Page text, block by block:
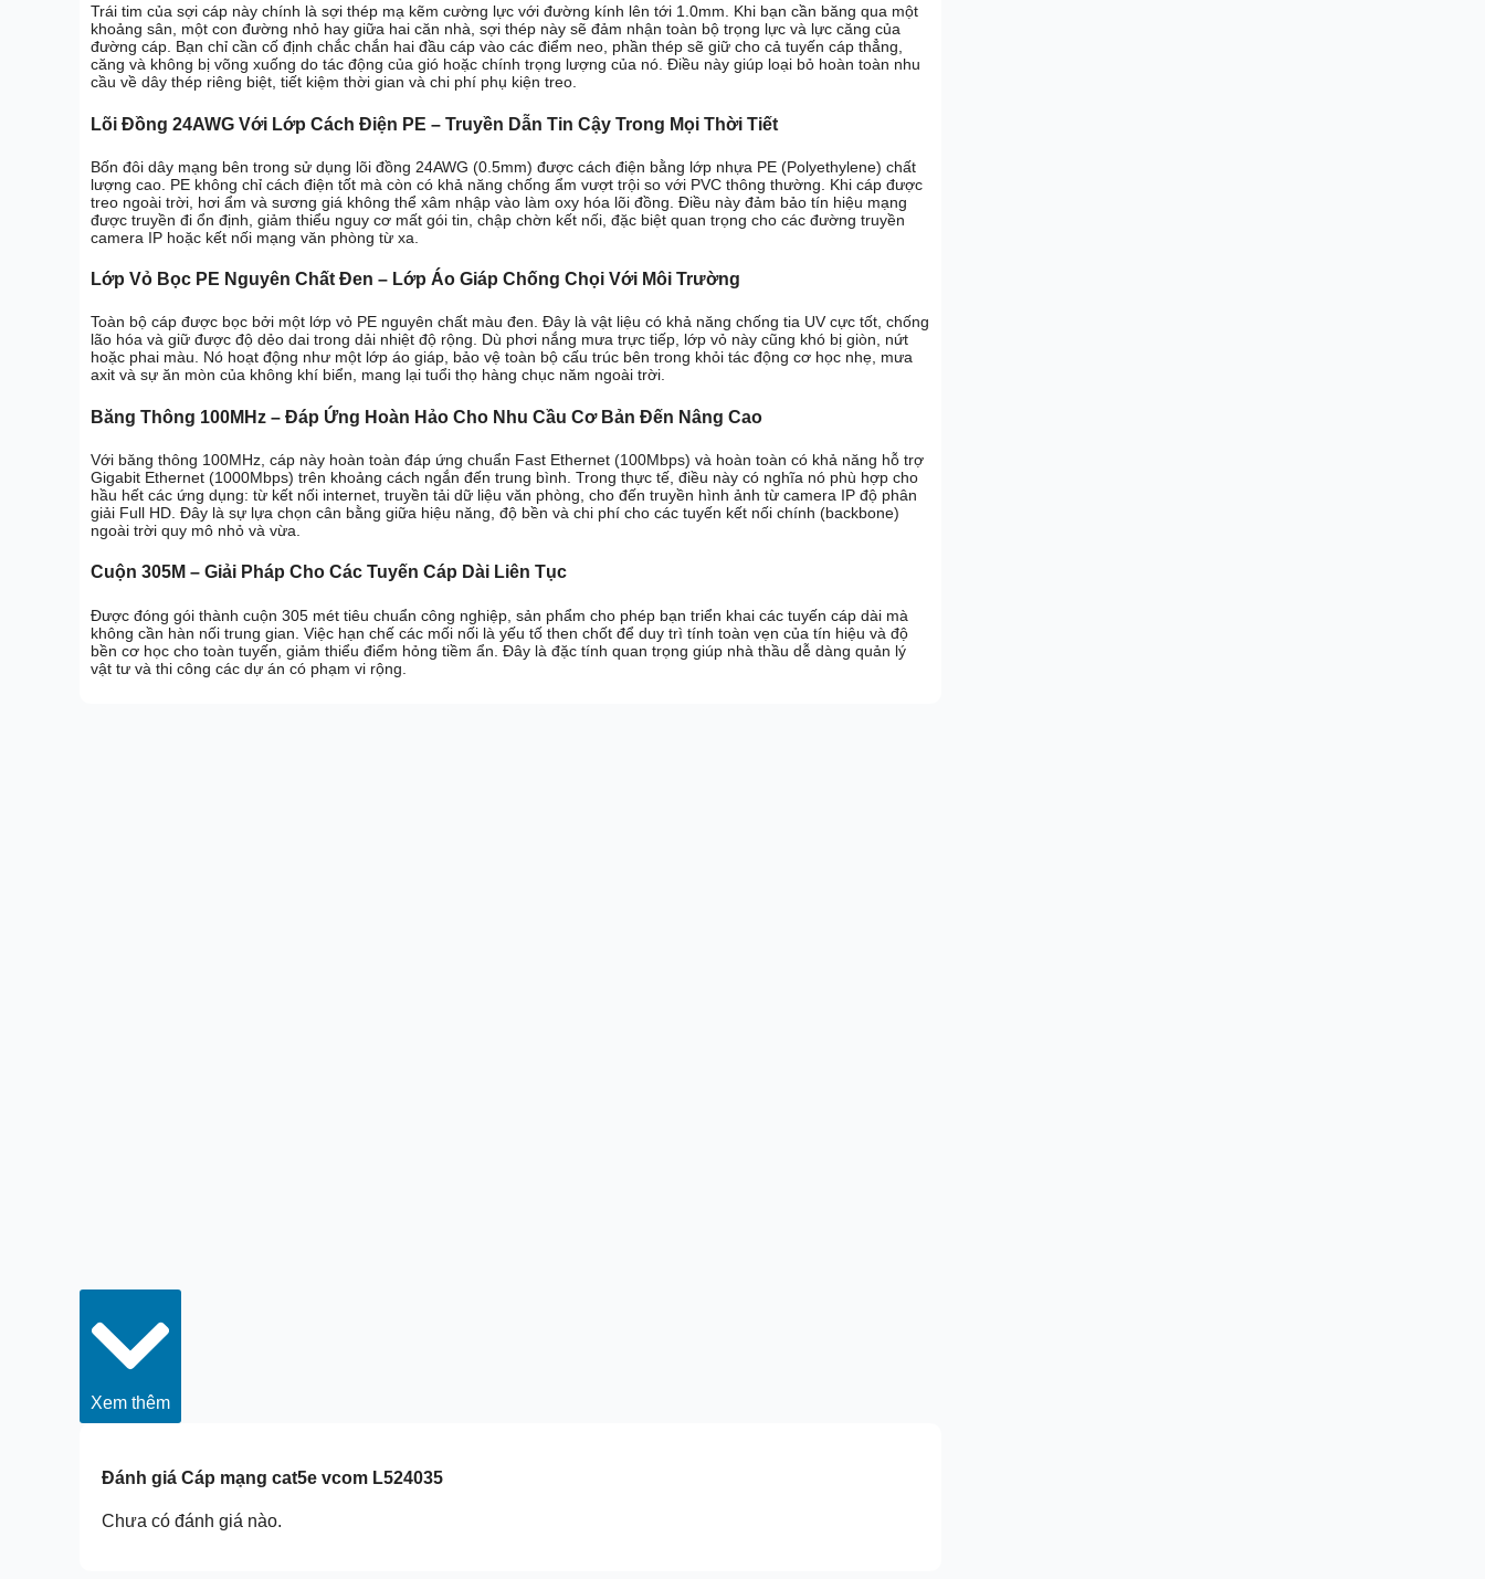
Trái tim của sợi cáp này chính là sợi thép mạ kẽm cường lực với đường kính lên tới 1.0mm. Khi bạn cần băng qua một
khoảng sân, một con đường nhỏ hay giữa hai căn nhà, sợi thép này sẽ đảm nhận toàn bộ trọng lực và lực căng của
đường cáp. Bạn chỉ cần cố định chắc chắn hai đầu cáp vào các điểm neo, phần thép sẽ giữ cho cả tuyến cáp thẳng,
căng và không bị võng xuống do tác động của gió hoặc chính trọng lượng của nó. Điều này giúp loại bỏ hoàn toàn nhu
cầu về dây thép riêng biệt, tiết kiệm thời gian và chi phí phụ kiện treo.
Lõi Đồng 24AWG Với Lớp Cách Điện PE – Truyền Dẫn Tin Cậy Trong Mọi Thời Tiết
Bốn đôi dây mạng bên trong sử dụng lõi đồng 24AWG (0.5mm) được cách điện bằng lớp nhựa PE (Polyethylene) chất
lượng cao. PE không chỉ cách điện tốt mà còn có khả năng chống ẩm vượt trội so với PVC thông thường. Khi cáp được
treo ngoài trời, hơi ẩm và sương giá không thể xâm nhập vào làm oxy hóa lõi đồng. Điều này đảm bảo tín hiệu mạng
được truyền đi ổn định, giảm thiểu nguy cơ mất gói tin, chập chờn kết nối, đặc biệt quan trọng cho các đường truyền
camera IP hoặc kết nối mạng văn phòng từ xa.
Lớp Vỏ Bọc PE Nguyên Chất Đen – Lớp Áo Giáp Chống Chọi Với Môi Trường
Toàn bộ cáp được bọc bởi một lớp vỏ PE nguyên chất màu đen. Đây là vật liệu có khả năng chống tia UV cực tốt, chống
lão hóa và giữ được độ dẻo dai trong dải nhiệt độ rộng. Dù phơi nắng mưa trực tiếp, lớp vỏ này cũng khó bị giòn, nứt
hoặc phai màu. Nó hoạt động như một lớp áo giáp, bảo vệ toàn bộ cấu trúc bên trong khỏi tác động cơ học nhẹ, mưa
axit và sự ăn mòn của không khí biển, mang lại tuổi thọ hàng chục năm ngoài trời.
Băng Thông 100MHz – Đáp Ứng Hoàn Hảo Cho Nhu Cầu Cơ Bản Đến Nâng Cao
Với băng thông 100MHz, cáp này hoàn toàn đáp ứng chuẩn Fast Ethernet (100Mbps) và hoàn toàn có khả năng hỗ trợ
Gigabit Ethernet (1000Mbps) trên khoảng cách ngắn đến trung bình. Trong thực tế, điều này có nghĩa nó phù hợp cho
hầu hết các ứng dụng: từ kết nối internet, truyền tải dữ liệu văn phòng, cho đến truyền hình ảnh từ camera IP độ phân
giải Full HD. Đây là sự lựa chọn cân bằng giữa hiệu năng, độ bền và chi phí cho các tuyến kết nối chính (backbone)
ngoài trời quy mô nhỏ và vừa.
Cuộn 305M – Giải Pháp Cho Các Tuyến Cáp Dài Liên Tục
Được đóng gói thành cuộn 305 mét tiêu chuẩn công nghiệp, sản phẩm cho phép bạn triển khai các tuyến cáp dài mà
không cần hàn nối trung gian. Việc hạn chế các mối nối là yếu tố then chốt để duy trì tính toàn vẹn của tín hiệu và độ
bền cơ học cho toàn tuyến, giảm thiểu điểm hỏng tiềm ẩn. Đây là đặc tính quan trọng giúp nhà thầu dễ dàng quản lý
vật tư và thi công các dự án có phạm vi rộng.
Xem thêm
Đánh giá Cáp mạng cat5e vcom L524035
Chưa có đánh giá nào.